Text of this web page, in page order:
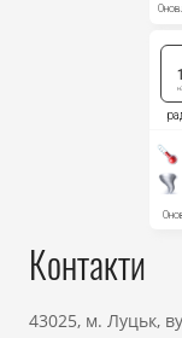
Контакти
43025, м. Луцьк,